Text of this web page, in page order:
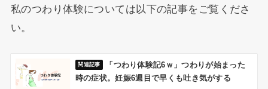
私のつわり体験については以下の記事をご覧くださ
い。
「つわり体験記6ｗ」つわりが始まった
時の症状。妊娠6週目で早くも吐き気がする